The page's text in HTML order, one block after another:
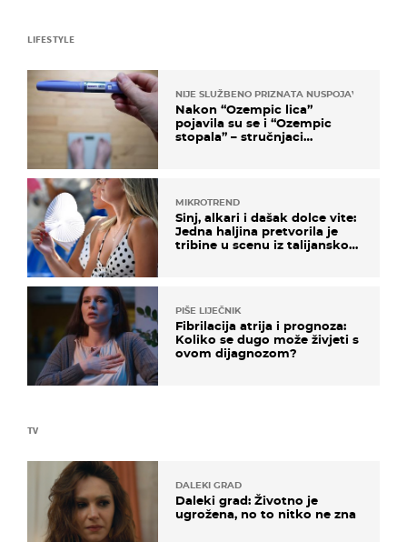
TV
DALEKI GRAD
Daleki grad: Životno je
ugrožena, no to nitko ne zna
LIFESTYLE
NIJE SLUŽBENO PRIZNATA NUSPOJAVA, ALI ...
Nakon “Ozempic lica”
pojavila su se i “Ozempic
stopala” – stručnjaci
MIKROTREND
Sinj, alkari i dašak dolce vite:
Jedna haljina pretvorila je
tribine u scenu iz talijanskog
PIŠE LIJEČNIK
Fibrilacija atrija i prognoza:
Koliko se dugo može živjeti s
ovom dijagnozom?